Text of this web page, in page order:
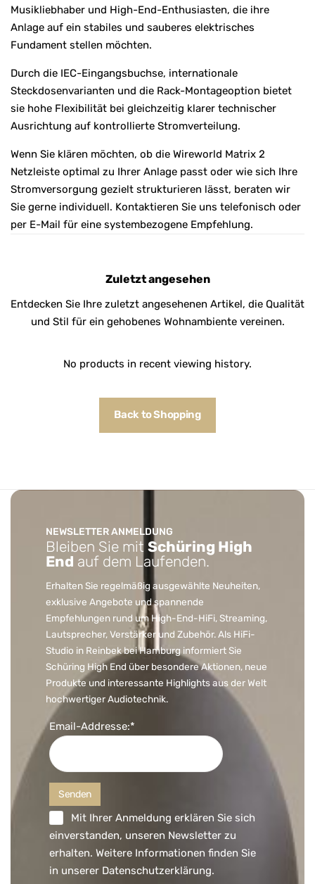
Musikliebhaber und High-End-Enthusiasten, die ihre
Anlage auf ein stabiles und sauberes elektrisches
Fundament stellen möchten.
Durch die IEC-Eingangsbuchse, internationale
Steckdosenvarianten und die Rack-Montageoption bietet
sie hohe Flexibilität bei gleichzeitig klarer technischer
Ausrichtung auf kontrollierte Stromverteilung.
Wenn Sie klären möchten, ob die Wireworld Matrix 2
Netzleiste optimal zu Ihrer Anlage passt oder wie sich Ihre
Stromversorgung gezielt strukturieren lässt, beraten wir
Sie gerne individuell. Kontaktieren Sie uns telefonisch oder
per E-Mail für eine systembezogene Empfehlung.
Zuletzt angesehen
Entdecken Sie Ihre zuletzt angesehenen Artikel, die Qualität
und Stil für ein gehobenes Wohnambiente vereinen.
No products in recent viewing history.
Back to Shopping
NEWSLETTER ANMELDUNG
Bleiben Sie mit Schüring High
End auf dem Laufenden.
Erhalten Sie regelmäßig ausgewählte Neuheiten,
exklusive Angebote und spannende
Empfehlungen rund um High-End-HiFi, Streaming,
Lautsprecher, Verstärker und Zubehör. Als HiFi-
Studio in Reinbek bei Hamburg informiert Sie
Schüring High End über besondere Aktionen, neue
Produkte und interessante Highlights aus der Welt
hochwertiger Audiotechnik.
Email-Addresse:*
Mit Ihrer Anmeldung erklären Sie sich
einverstanden, unseren Newsletter zu
erhalten. Weitere Informationen finden Sie
in unserer Datenschutzerklärung.